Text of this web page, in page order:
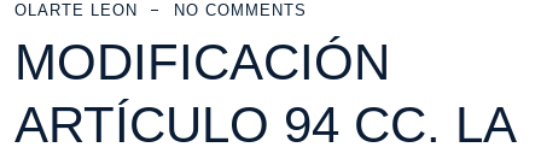
OLARTE LEON
NO COMMENTS
MODIFICACIÓN
ARTÍCULO 94 CC. LA